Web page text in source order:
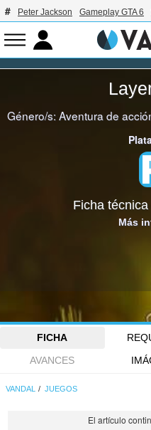
Peter Jackson Gameplay GTA 6
Género/s:Aventura de
Ficha
Más
FICHA
AVANCES
VANDAL JUEGOS